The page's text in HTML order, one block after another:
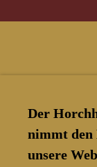
Der
nimmt den
unsere